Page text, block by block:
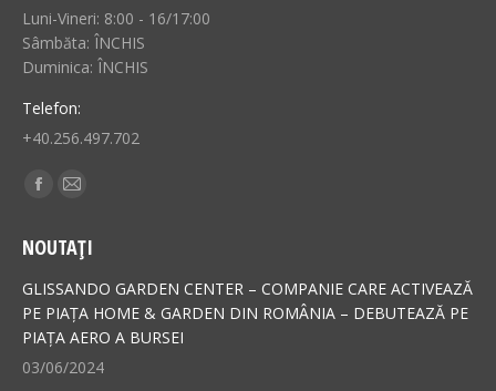
Luni-Vineri: 8:00 - 16/17:00
Sâmbăta: ÎNCHIS
Duminica: ÎNCHIS
Telefon:
+40.256.497.702
Find us on:
Facebook
opens
in
new
window
Mail
opens
in
new
window
NOUTAȚI
GLISSANDO GARDEN CENTER – COMPANIE CARE ACTIVEAZĂ
PE PIAȚA HOME & GARDEN DIN ROMÂNIA – DEBUTEAZĂ PE
PIAȚA AERO A BURSEI
03/06/2024